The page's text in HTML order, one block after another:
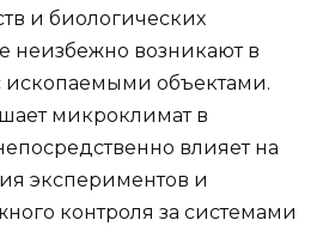
и биологических
неизбежно возникают в
ископаемыми объектами.
микроклимат в
влияет на
экспериментов и
контроля за системами